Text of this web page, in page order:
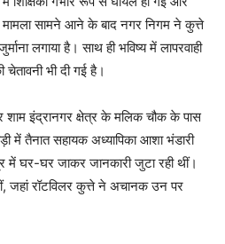
सामने आने के बाद नगर निगम ने कुत्ते
लगाया है। साथ ही भविष्य में लापरवाही
भी दी गई है।
शाम इंद्रानगर क्षेत्र के मलिक चौक के पास
में तैनात सहायक अध्यापिका आशा भंडारी
में घर-घर जाकर जानकारी जुटा रही थीं।
जहां रॉटविलर कुत्ते ने अचानक उन पर